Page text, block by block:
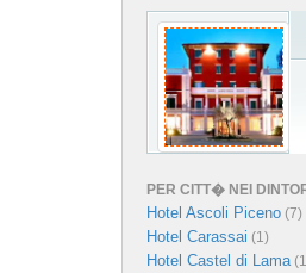
PER CITT� NEI
Hotel Ascoli Piceno (7)
Hotel Carassai (1)
Hotel Castel di Lama